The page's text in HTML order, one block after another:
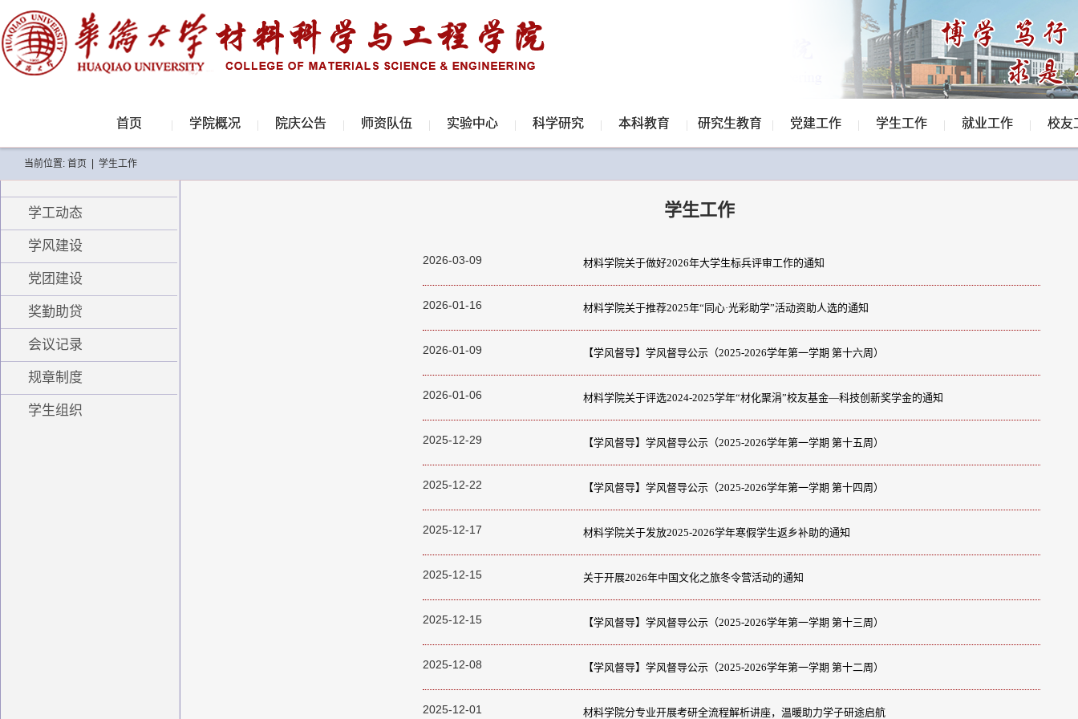
首页 学院概况 院庆公告 师资队伍 实验中心 科学研究 本科教育 研究生教育 党建工作 学生工作 就业工作 校友
当前位置: 首页 学生工作
学工动态
学风建设
党团建设
奖勤助贷
会议记录
规章制度
学生组织
学生工作
2026-03-09 材料学院关于做好2026年大学生标兵评审工作的通知
2026-01-16 材料学院关于推荐2025年“同心·光彩助学”活动资助人选的通知
2026-01-09 【学风督导】学风督导公示（2025-2026学年第一学期 第十六周）
2026-01-06 材料学院关于评选2024-2025学年“材化聚涓”校友基金—科技创新奖学金的通知
2025-12-29 【学风督导】学风督导公示（2025-2026学年第一学期 第十五周）
2025-12-22 【学风督导】学风督导公示（2025-2026学年第一学期 第十四周）
2025-12-17 材料学院关于发放2025-2026学年寒假学生返乡补助的通知
2025-12-15 关于开展2026年中国文化之旅冬令营活动的通知
2025-12-15 【学风督导】学风督导公示（2025-2026学年第一学期 第十三周）
2025-12-08 【学风督导】学风督导公示（2025-2026学年第一学期 第十二周）
2025-12-01 材料学院分专业开展考研全流程解析讲座，温暖助力学子研途启航